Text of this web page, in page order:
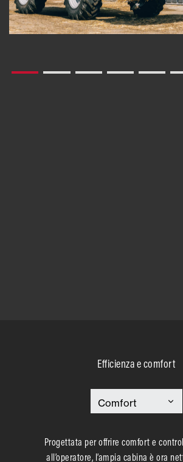
Efficienza e comfort
Progettata per offrire comfort e
all’operatore, l’ampia cabina è ora